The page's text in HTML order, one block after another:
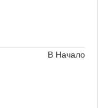
В Начало